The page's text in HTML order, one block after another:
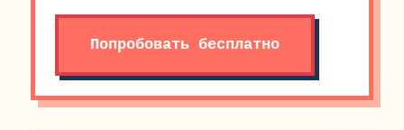
Попробовать бесплатно